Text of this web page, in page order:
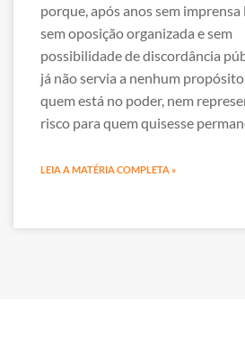
porque, após anos sem imprensa
sem oposição organizada e sem
possibilidade de discordância
já não servia a nenhum
quem está no poder, nem
risco para quem quisesse
LEIA A MATÉRIA COMPLETA »